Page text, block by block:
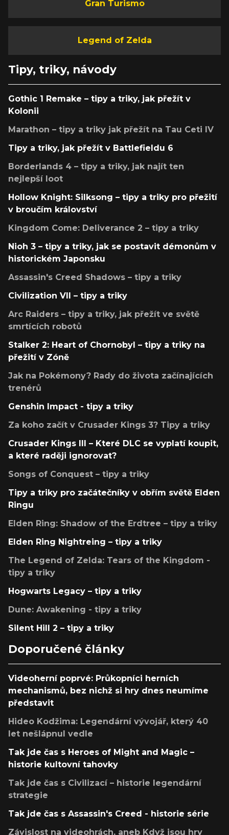
Gran Turismo
Legend of Zelda
Tipy, triky, návody
Gothic 1 Remake – tipy a triky, jak přežít v
Kolonii
Marathon – tipy a triky jak přežít na Tau Ceti IV
Tipy a triky, jak přežít v Battlefieldu 6
Borderlands 4 – tipy a triky, jak najít ten
nejlepší loot
Hollow Knight: Silksong – tipy a triky pro přežití
v broučím království
Kingdom Come: Deliverance 2 – tipy a triky
Nioh 3 – tipy a triky, jak se postavit démonům v
historickém Japonsku
Assassin's Creed Shadows – tipy a triky
Civilization VII – tipy a triky
Arc Raiders – tipy a triky, jak přežít ve světě
smrtících robotů
Stalker 2: Heart of Chornobyl – tipy a triky na
přežití v Zóně
Jak na Pokémony? Rady do života začínajících
trenérů
Genshin Impact - tipy a triky
Za koho začít v Crusader Kings 3? Tipy a triky
Crusader Kings III – Které DLC se vyplatí koupit,
a které raději ignorovat?
Songs of Conquest – tipy a triky
Tipy a triky pro začátečníky v obřím světě Elden
Ringu
Elden Ring: Shadow of the Erdtree – tipy a triky
Elden Ring Nightreing – tipy a triky
The Legend of Zelda: Tears of the Kingdom -
tipy a triky
Hogwarts Legacy – tipy a triky
Dune: Awakening - tipy a triky
Silent Hill 2 – tipy a triky
Doporučené články
Videoherní poprvé: Průkopníci herních
mechanismů, bez nichž si hry dnes neumíme
představit
Hideo Kodžima: Legendární vývojář, který 40
let nešlápnul vedle
Tak jde čas s Heroes of Might and Magic –
historie kultovní tahovky
Tak jde čas s Civilizací – historie legendární
strategie
Tak jde čas s Assassin's Creed - historie série
Závislost na videohrách, aneb Když jsou hry